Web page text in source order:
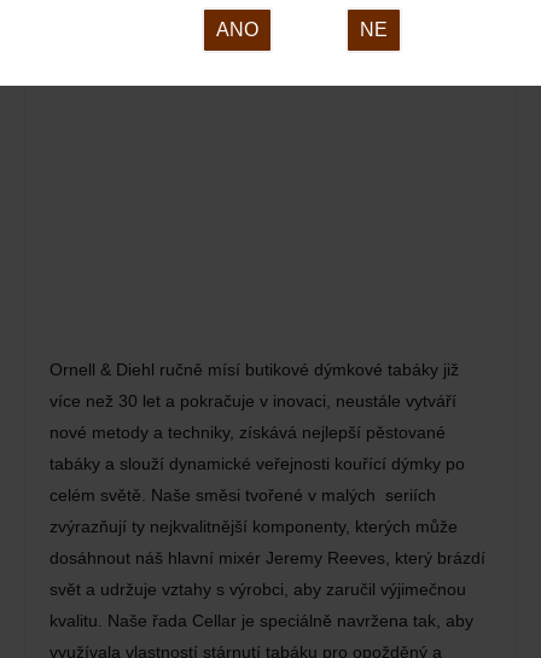
ORNELL& DIEHL
Ornell & Diehl ručně mísí butikové dýmkové tabáky již
více než 30 let a pokračuje v inovaci, neustále vytváří
nové metody a techniky, získává nejlepší pěstované
tabáky a slouží dynamické veřejnosti kouřící dýmky po
celém světě. Naše směsi tvořené v malých seriích
zvýrazňují ty nejkvalitnější komponenty, kterých může
dosáhnout náš hlavní mixér Jeremy Reeves, který brázdí
svět a udržuje vztahy s výrobci, aby zaručil výjimečnou
kvalitu. Naše řada Cellar je speciálně navržena tak, aby
využívala vlastností stárnutí tabáku pro opožděný a
ANO NE